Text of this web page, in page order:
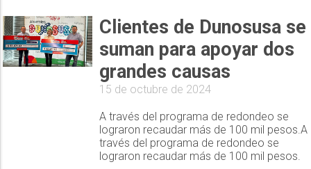
Clientes de Dunosusa se
suman para apoyar dos
grandes causas
15 de octubre de 2024
A través del programa de redondeo se
lograron recaudar más de 100 mil pesos.A
través del programa de redondeo se
lograron recaudar más de 100 mil pesos.